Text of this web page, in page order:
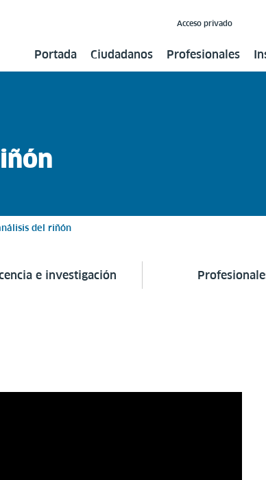
Acceso privado
Portada Ciudadanos Profesionales
del riñón
e investigación